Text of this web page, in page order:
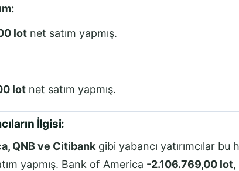
lot net satım yapmış.
lot net satım yapmış.
İlgisi:
QNB ve Citibankgibi yabancı yatırımcılar bu
yapmış. Bank of America -2.106.769,00 lot,